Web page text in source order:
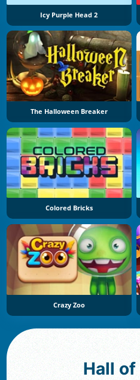
Icy Purple Head 2
The Halloween Breaker
Colored Bricks
Crazy Zoo
Hall of